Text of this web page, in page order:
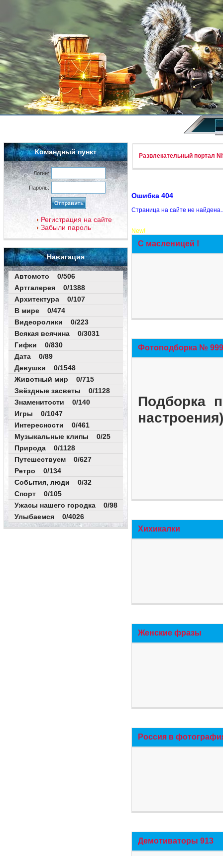
Командный пункт
Логин:
Пароль:
Регистрация на сайте
Забыли пароль
Навигация
Автомото 0/506
Артгалерея 0/1388
Архитектура 0/107
В мире 0/474
Видеоролики 0/223
Всякая всячина 0/3031
Гифки 0/830
Дата 0/89
Девушки 0/1548
Животный мир 0/715
Звёздные засветы 0/1128
Знаменитости 0/140
Игры 0/1047
Интересности 0/461
Музыкальные клипы 0/25
Природа 0/1128
Путешествуем 0/627
Ретро 0/134
События, люди 0/32
Спорт 0/105
Ужасы нашего городка 0/98
Улыбаемся 0/4026
Развлекательный портал
Ошибка 404
Страница на сайте не
New!
С масленицей !
Фотоподборка №
Подборка
Хихикалки
Женские фразы
Россия в
Демотиваторы 913